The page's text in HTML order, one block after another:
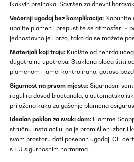
ikakvih preinaka. Savršen za dnevni
Večernji ugođaj bez komplikacija: Napunite
upalite plamen i prepustite se atmosferi –
jednostavno je i brzo, tako da se možete
Materijali koji traju: Kućište od
dugotrajnu upotrebu. Staklena ploča štiti
plamenom i jamči kontrolirano, gotovo
Sigurnost na prvom mjestu: Sigurnosni
regulira dovod bioetanola, a automatsko
priložena kuka za gašenje plamena
Idealan poklon za svaki dom: Fiamme
stručnu instalaciju, pa je promišljen izbor i
svom prostoru dati poseban ugođaj. CE
s EU sigurnosnim normama.